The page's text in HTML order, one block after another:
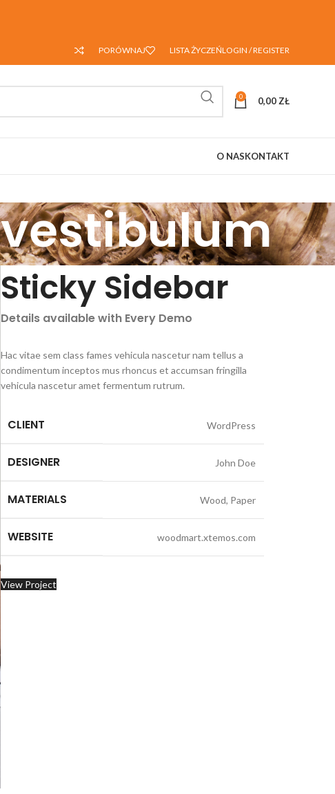
PORÓWNAJ LISTA ŻYCZEŃLOGIN / REGISTER
0 0,00 ZŁ
O NASKONTAKT
Sticky Sidebar
Details available with Every Demo
Hac vitae sem class fames vehicula nascetur nam tellus a
condimentum inceptos mus rhoncus et accumsan fringilla
vehicula nascetur amet fermentum rutrum.
CLIENT WordPress
DESIGNER John Doe
MATERIALS Wood, Paper
WEBSITE woodmart.xtemos.com
View Project